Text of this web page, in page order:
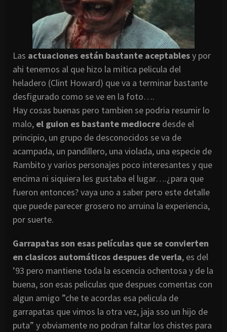
Las actuaciones están bastante aceptablesy por
ahi tenemos al que hizo la mitica pelicula del
heladero (Clint Howard) que va a terminar bastante
desfigurado como se ve en la foto….
Hay cosas buenas pero tambien se podria resumir lo
malo, el guion es bastante mediocre desde el
principio, un grupo de desconocidos se va de
acampada, un pandillero, una violada, una especie de
Rambito y varios personajes poco interesantes y que
encima ni siquiera les gustaba el lugar….¿para que
fueron entonces? vaya uno a saber pero este detalle
que puede parecer grosero no arruina la experiencia,
por suerte.
Garrapatas son esas películas que se convierten
en clasicos automáticos despues de verla, es del
’93 pero mantiene toda la escencia ochentosa y de la
buena, son esas peliculas que despues comentas con
algun amigo ”che te acordas esa pelicula de
garrapatas que vimos la otra vez, jaja sso un hijo de
puta” y obviamente no podran faltar los chistes para